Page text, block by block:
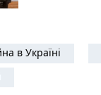
в Україні